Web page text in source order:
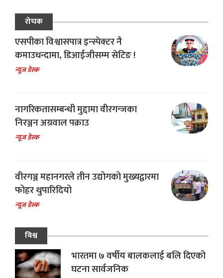
रोचक
एसपीका विश्वासपात्र इन्स्पेक्टर नै
कमाउधन्दामा, डिआईजीसम्म सेटिङ !
न्यूज डेस्क
नागरिकतासम्बन्धी मुद्दामा वीरगन्जका
निरञ्जन अग्रवाल पक्राउ
न्यूज डेस्क
वीरगञ्ज महानगरले तीन उद्योगको मुख्यद्वारमा
फोहर थुपारिदियो
न्यूज डेस्क
विश्व
भारतमा ७ वर्षीय बालकलाई बलि दिएको
घटना सार्वजनिक